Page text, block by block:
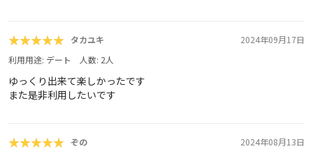
★★★★★
★★★★★ タカユキ
2024年09月17日
利用用途: デート 人数: 2人
ゆっくり出来て楽しかったです
また是非利用したいです
★★★★★
★★★★★ ぞの
2024年08月13日